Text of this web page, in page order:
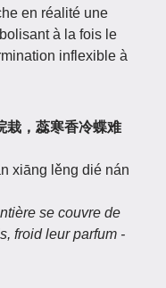
en réalité une
à la fois le
inflexible à
栽，蕊寒香冷蝶难
xiāng lěng dié nán
se couvre de
froid leur parfum -